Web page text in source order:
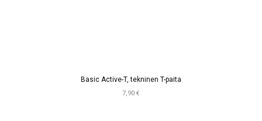
Basic Active-T, tekninen T-paita
7,90 €